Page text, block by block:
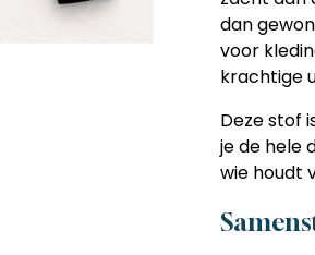
dan
voor
krachtige
Deze stof
je de hele
wie houdt